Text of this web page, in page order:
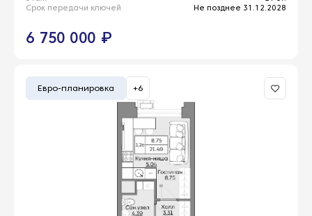
Срок передачи ключей
Не позднее 31.12.2028
6 750 000 ₽
Евро-планировка +6